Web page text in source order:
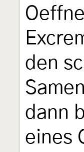
den
dann
eines